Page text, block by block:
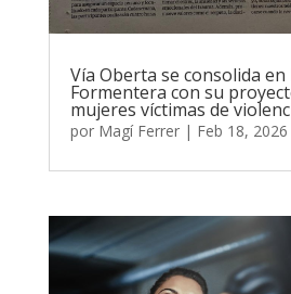
Vía Oberta se consolida en
Formentera con su
mujeres víctimas de
por Magí Ferrer| Feb 18, 2026